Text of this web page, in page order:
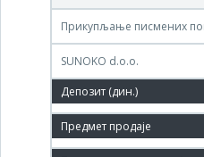
Прикупљање писмених
SUNOKO d.o.o.
4,069,800 РСД
06. јул.'09.